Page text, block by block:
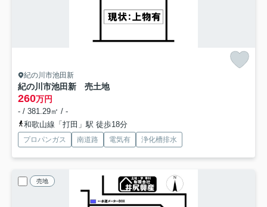
紀の川市池田新
紀の川市池田新 売土地
260万円
- / 381.29㎡ / -
和歌山線「打田」駅 徒歩18分
プロパンガス 南道路 電気有 浄化槽排水
売地